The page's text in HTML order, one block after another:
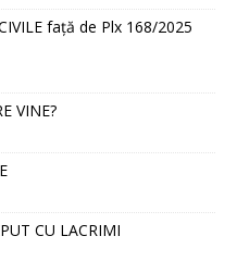
față de Plx 168/2025
VINE?
CU LACRIMI